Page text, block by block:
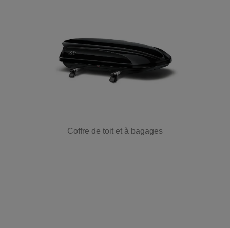
Coffre de toit et à bagages